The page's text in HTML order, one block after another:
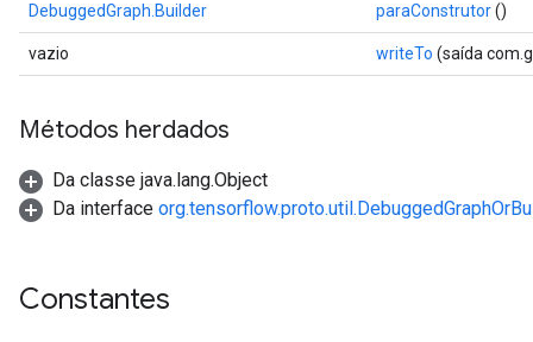
DebuggedGraph.Builder paraConstrutor()
vazio writeTo (saída
Métodos herdados
Da classe java.lang.Object
Da interface
Constantes